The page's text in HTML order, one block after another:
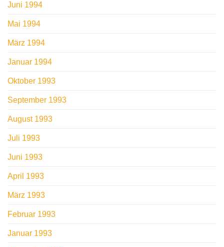
Juni 1994
Mai 1994
März 1994
Januar 1994
Oktober 1993
September 1993
August 1993
Juli 1993
Juni 1993
April 1993
März 1993
Februar 1993
Januar 1993